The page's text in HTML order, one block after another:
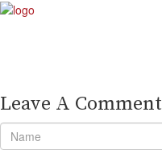
Leave A Comment